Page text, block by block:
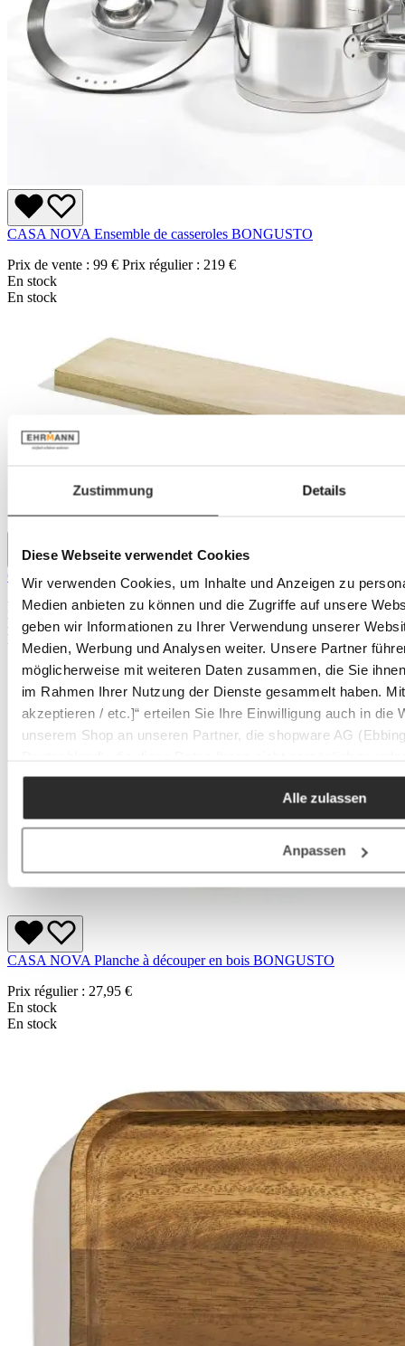
Zustimmung Details
Diese Webseite verwendet Cookies
Wir verwenden Cookies, um Inhalte und Anzeigen zu
Medien anbieten zu können und die Zugriffe auf unsere
geben wir Informationen zu Ihrer Verwendung unserer
Medien, Werbung und Analysen weiter. Unsere Partner
möglicherweise mit weiteren Daten zusammen, die Sie
im Rahmen Ihrer Nutzung der Dienste gesammelt haben.
akzeptieren / etc.]“ erteilen Sie Ihre Einwilligung auch in die
unserem Shop an unseren Partner, die shopware AG
Zwecken (z.B. Produktverbesserungen,
Alle zulassen
Anpassen
CASA NOVA Ensemble de casseroles BONGUSTO
Prix de vente : 99 € Prix régulier : 219 €
En stock
En stock
CASA NOVA Planche à découper en bois BONGUSTO
Prix régulier :14,95 €
En stock
En stock
CASA NOVA Planche à découper en bois BONGUSTO
Prix régulier : 27,95 €
En stock
En stock